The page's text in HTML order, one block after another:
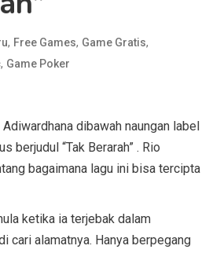
, Free Games, Game Gratis,
, Game Poker
dibawah naungan label
berjudul “Tak Berarah” . Rio
bagaimana lagu ini bisa tercipta
ketika ia terjebak dalam
cari alamatnya. Hanya berpegang